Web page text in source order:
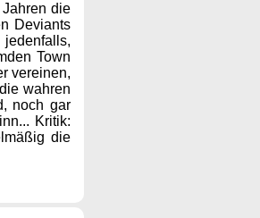
die
Deviants
Town
vereinen,
wahren
noch gar
Kritik:
die